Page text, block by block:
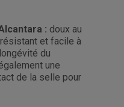
: doux au
et facile à
du
une
de la selle pour